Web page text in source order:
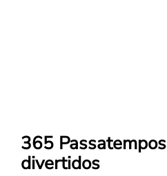
365 Passatempos
divertidos